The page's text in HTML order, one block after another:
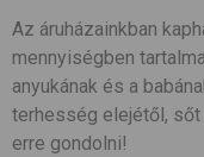
Az áruházainkban
mennyiségben
anyukának és a
terhesség elejétől,
erre gondolni!